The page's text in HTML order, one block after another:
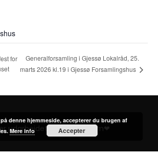
for
Generalforsamling i Gjessø Lokalråd, 25.
marts 2026 kl.19 i Gjessø Forsamlingshus
udarbejdet af VikingC.com❤
denne hjemmeside, accepterer du brugen af
Mere info Accepter